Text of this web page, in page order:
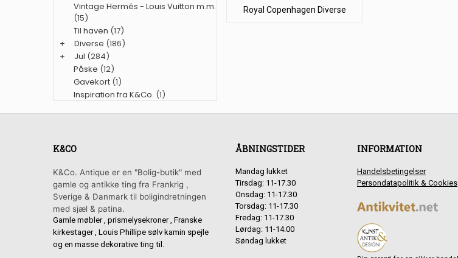
Royal Copenhagen Diverse
Vintage Hermés - Louis Vuitton m.m.
(15)
Til haven (17)
+
Diverse (186)
+
Jul (284)
Påske (12)
Gavekort (1)
Inspiration fra K&Co. (1)
K&CO
K&Co. Antique er en "Bolig-butik" med
gamle og antikke ting fra Frankrig ,
Sverige & Danmark til boligindretningen
med sjæl & patina.
Gamle møbler , prismelysekroner , Franske
kirkestager , Louis Phillipe sølv kamin spejle
og en masse dekorative ting til.
ÅBNINGSTIDER
Mandag lukket
Tirsdag: 11-17.30
Onsdag: 11-17.30
Torsdag: 11-17.30
Fredag: 11-17.30
Lørdag: 11-14.00
Søndag lukket
INFORMATION
Handelsbetingelser
Persondatapolitik & Cookies